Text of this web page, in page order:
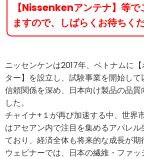
【Nissenkenアンテナ】等で
ますので、しばらくお待ちくだ
ニッセンケンは2017年、ベトナムに
ター】を設立し、試験事業を開始し
信頼関係を深め、日本向け製品の品質
した。
チャイナ+１が再び加速する中、世界
はアセアン内で注目を集めるアパレ
ており、経済全体も将来的な成長が
ウェビナーでは、日本の繊維・ファ